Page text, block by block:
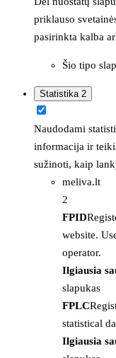
priklauso
pasirinkta kalba
Šio tipo
Statistika 2
Naudodami
informacija ir
sužinoti, kaip
meliva.lt
2
FPID
website.
operator.
Ilgiausia
slapukas
FPLC
statistical
Ilgiausia